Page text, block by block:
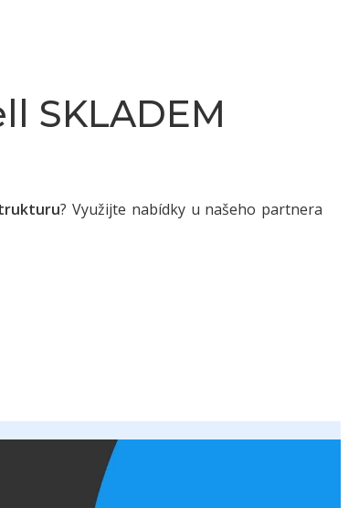
SKLADEM
? Využijte nabídky u našeho partnera